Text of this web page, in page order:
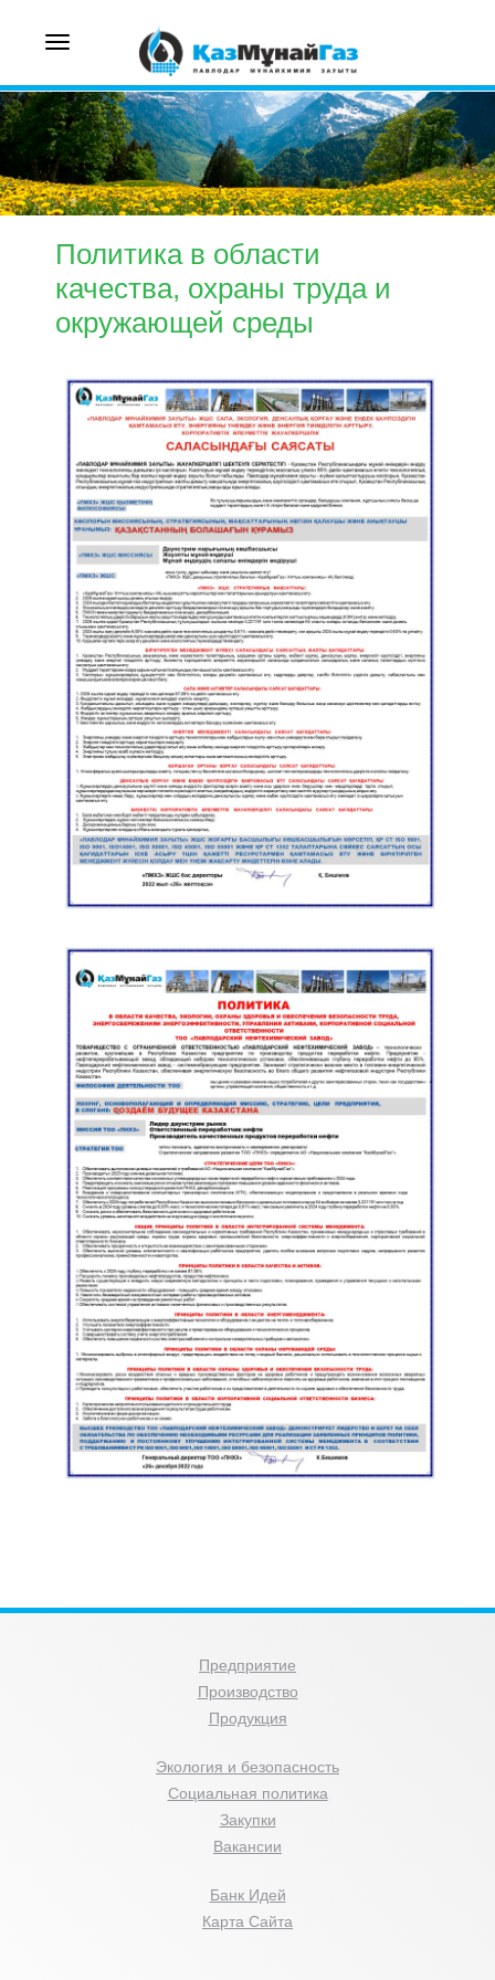
Toggle
Политика в области
качества, охраны труда и
окружающей среды
Предприятие
Производство
Продукция
Экология и безопасность
Социальная политика
Закупки
Вакансии
Банк Идей
Карта Сайта